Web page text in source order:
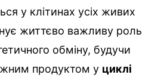
у клітинах усіх живих
життєво важливу роль
обміну, будучи
продуктом у циклі